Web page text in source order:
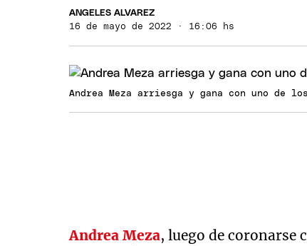
ANGELES ALVAREZ
16 de mayo de 2022 · 16:06 hs
Andrea Meza arriesga y gana con uno de
Andrea Meza, luego de coronarse